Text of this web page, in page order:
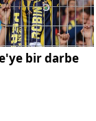
bir darbe